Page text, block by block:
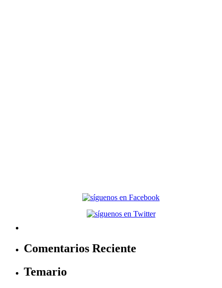
Comentarios Reciente
Temario